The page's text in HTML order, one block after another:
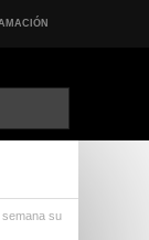
semana su